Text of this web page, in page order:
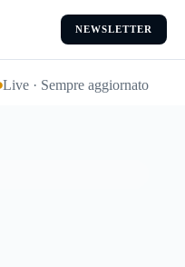
NEWSLETTER
Live · Sempre aggiornato